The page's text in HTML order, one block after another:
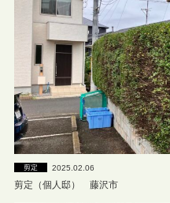
剪定 2025.02.06
剪定（個人邸） 藤沢市